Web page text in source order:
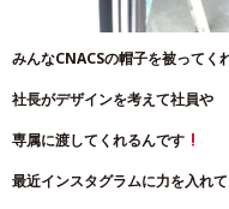
みんなCNACSの帽子を被ってく
社長がデザインを考えて社員や
専属に渡してくれるんです
最近インスタグラムに力を入れ